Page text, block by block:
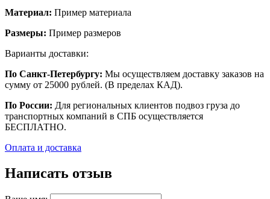
Материал: Пример материала
Размеры: Пример размеров
Варианты доставки:
По Санкт-Петербургу: Мы осуществляем доставку заказов на
сумму от 25000 рублей. (В пределах КАД).
По России: Для региональных клиентов подвоз груза до
транспортных компаний в СПБ осуществляется
БЕСПЛАТНО.
Оплата и доставка
Написать отзыв